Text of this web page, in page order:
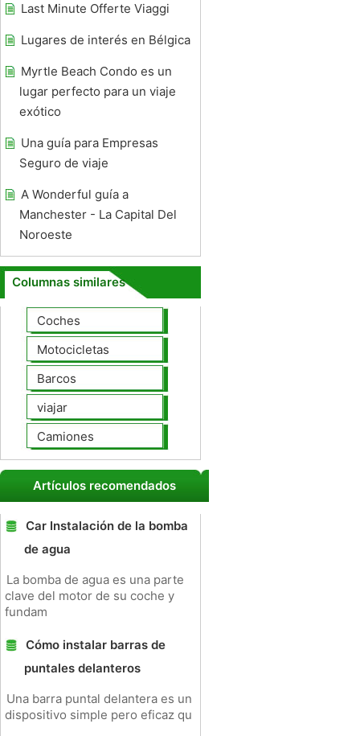
Last Minute Offerte Viaggi
Lugares de interés en Bélgica
Myrtle Beach Condo es un
lugar perfecto para un viaje
exótico
Una guía para Empresas
Seguro de viaje
A Wonderful guía a
Manchester - La Capital Del
Noroeste
Columnas similares
Coches
Motocicletas
Barcos
viajar
Camiones
Artículos recomendados
Car Instalación de la bomba
de agua
La bomba de agua es una parte
clave del motor de su coche y
fundam
Cómo instalar barras de
puntales delanteros
Una barra puntal delantera es un
dispositivo simple pero eficaz qu